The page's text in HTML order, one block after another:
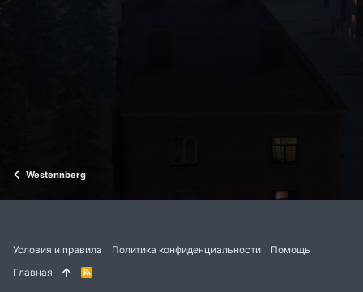
Westennberg
Условия и правила Политика конфиденциальности
Помощь
Главная
R